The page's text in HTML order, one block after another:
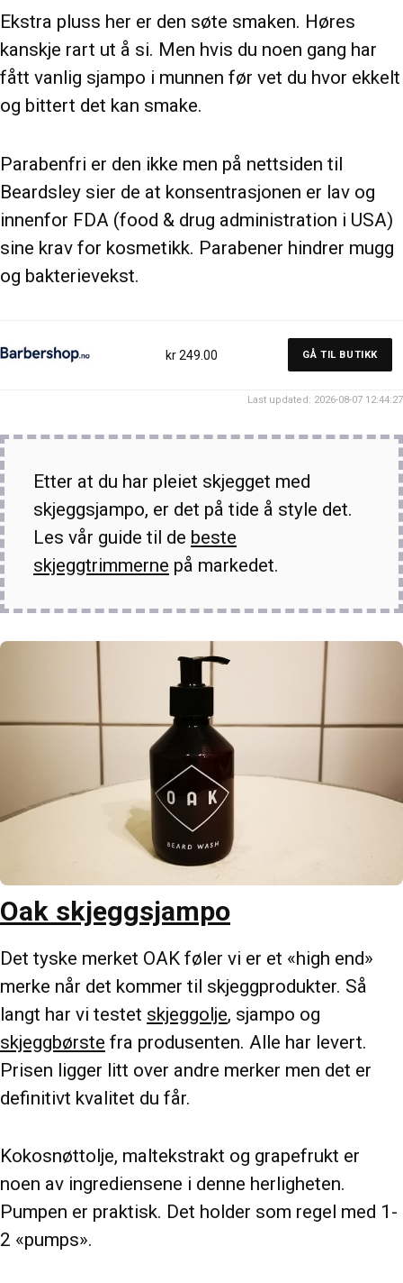
Ekstra pluss her er den søte smaken. Høres
kanskje rart ut å si. Men hvis du noen gang har
fått vanlig sjampo i munnen før vet du hvor ekkelt
og bittert det kan smake.
Parabenfri er den ikke men på nettsiden til
Beardsley sier de at konsentrasjonen er lav og
innenfor FDA (food & drug administration i USA)
sine krav for kosmetikk. Parabener hindrer mugg
og bakterievekst.
kr 249.00 GÅ TIL BUTIKK
Last updated: 2026-08-07 12:44:27
Etter at du har pleiet skjegget med
skjeggsjampo, er det på tide å style det.
Les vår guide til de beste
skjeggtrimmerne på markedet.
Oak skjeggsjampo
Det tyske merket OAK føler vi er et «high end»
merke når det kommer til skjeggprodukter. Så
langt har vi testet skjeggolje, sjampo og
skjeggbørste fra produsenten. Alle har levert.
Prisen ligger litt over andre merker men det er
definitivt kvalitet du får.
Kokosnøttolje, maltekstrakt og grapefrukt er
noen av ingrediensene i denne herligheten.
Pumpen er praktisk. Det holder som regel med 1-
2 «pumps».